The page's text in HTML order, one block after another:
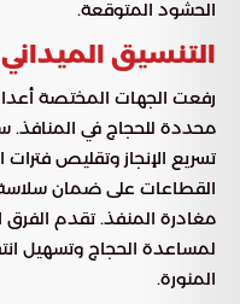
الحشود المتوقعة.
التنسيق
رفعت الجهات المختصة
محددة للحجاج في المنافذ.
تسريع الإنجاز وتقليص فترات
القطاعات على ضمان
مغادرة المنفذ. تقدم الفرق
لمساعدة الحجاج وتسهيل
المنورة.